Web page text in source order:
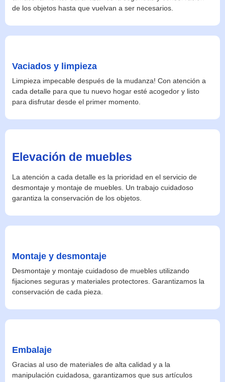
de los objetos hasta que vuelvan a ser necesarios.
Vaciados y limpieza
Limpieza impecable después de la mudanza! Con atención a
cada detalle para que tu nuevo hogar esté acogedor y listo
para disfrutar desde el primer momento.
Elevación de muebles
La atención a cada detalle es la prioridad en el servicio de
desmontaje y montaje de muebles. Un trabajo cuidadoso
garantiza la conservación de los objetos.
Montaje y desmontaje
Desmontaje y montaje cuidadoso de muebles utilizando
fijaciones seguras y materiales protectores. Garantizamos la
conservación de cada pieza.
Embalaje
Gracias al uso de materiales de alta calidad y a la
manipulación cuidadosa, garantizamos que sus artículos